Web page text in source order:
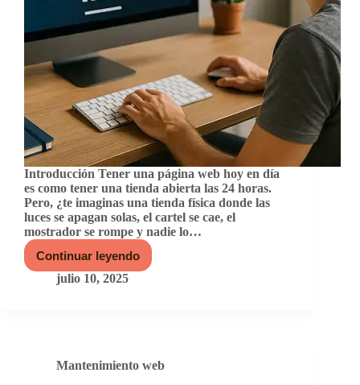
Introducción Tener una página web hoy en día
es como tener una tienda abierta las 24 horas.
Pero, ¿te imaginas una tienda física donde las
luces se apagan solas, el cartel se cae, el
mostrador se rompe y nadie lo…
Continuar leyendo
¿Qué
es
mantenimiento
esencial
julio 10, 2025
Mantenimiento web